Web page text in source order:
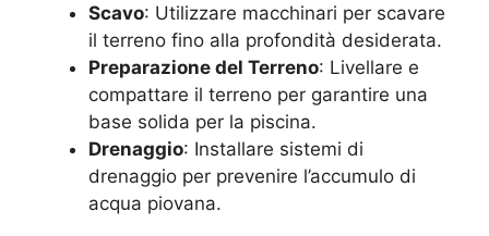
Scavo: Utilizzare macchinari per scavare
il terreno fino alla profondità desiderata.
Preparazione del Terreno: Livellare e
compattare il terreno per garantire una
base solida per la piscina.
Drenaggio: Installare sistemi di
drenaggio per prevenire l’accumulo di
acqua piovana.